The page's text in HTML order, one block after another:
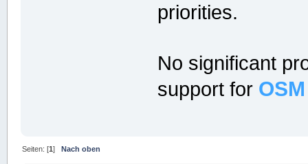
priorities.
No significant
support for OSM
Seiten: [1]Nach oben